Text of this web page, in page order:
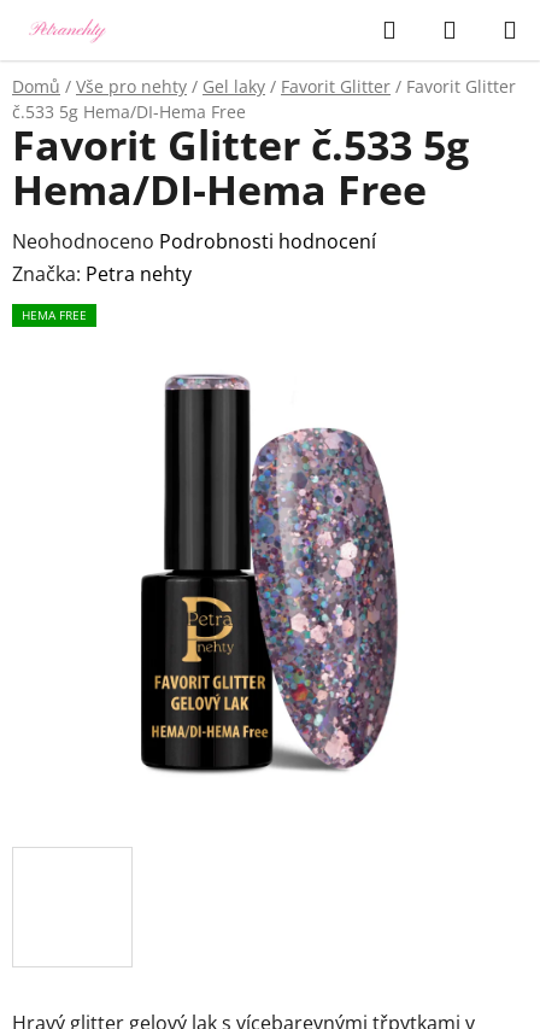
obsah
Hledat
KOŠÍK
Domů / Vše pro nehty / Gel laky / Favorit Glitter / Favorit Glitter
č.533 5g Hema/DI-Hema Free
Hravý glitter gelový lak s vícebarevnými třpytkami v
Favorit Glitter č.533 5g
Hema/DI-Hema Free
Průměrné
hodnocení
produktu
Neohodnoceno Podrobnosti hodnocení
Značka: Petra nehty
HEMA FREE